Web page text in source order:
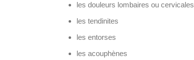
les douleurs lombaires ou cervicales
les tendinites
les entorses
les acouphènes